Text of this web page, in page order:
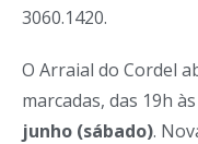
3060.1420.
O Arraial do Cordel
marcadas, das 19h
junho (sábado).